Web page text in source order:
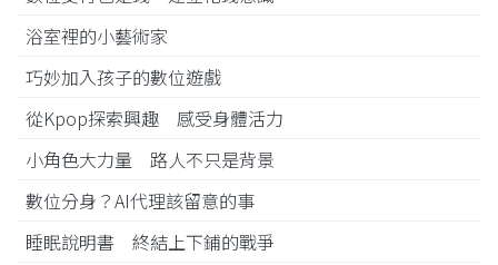
浴室裡的小藝術家
巧妙加入孩子的數位遊戲
從Kpop探索興趣 感受身體活力
小角色大力量 路人不只是背景
數位分身？AI代理該留意的事
睡眠說明書 終結上下鋪的戰爭